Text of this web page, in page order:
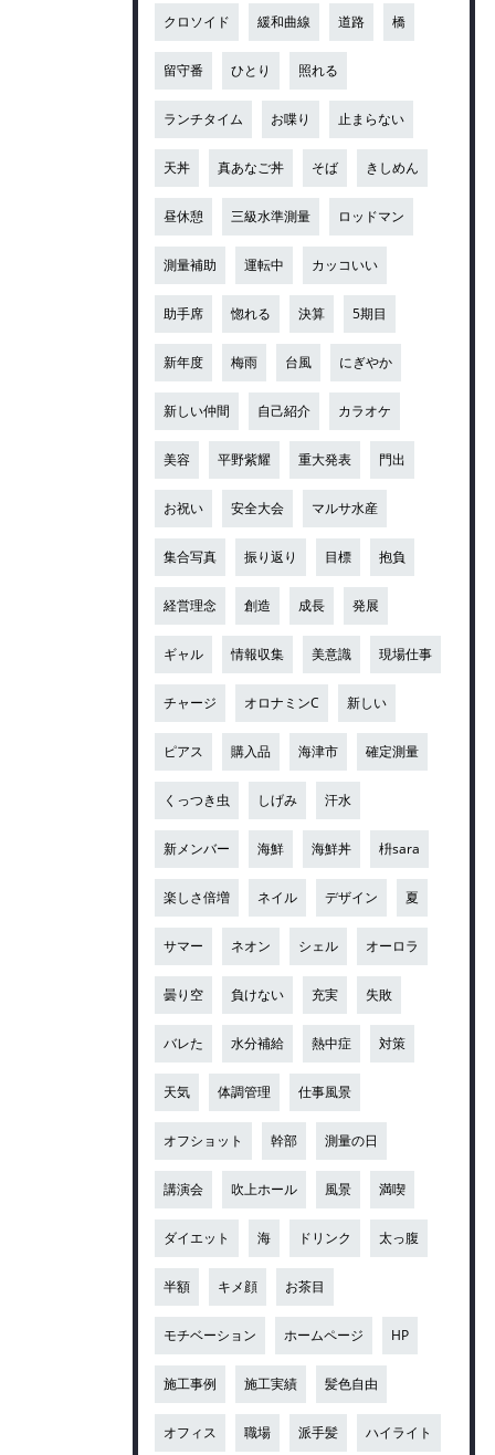
クロソイド 緩和曲線 道路 橋
留守番 ひとり 照れる
ランチタイム お喋り 止まらない
天丼 真あなご丼 そば きしめん
昼休憩 三級水準測量 ロッドマン
測量補助 運転中 カッコいい
助手席 惚れる 決算 5期目
新年度 梅雨 台風 にぎやか
新しい仲間 自己紹介 カラオケ
美容 平野紫耀 重大発表 門出
お祝い 安全大会 マルサ水産
集合写真 振り返り 目標 抱負
経営理念 創造 成長 発展
ギャル 情報収集 美意識 現場仕事
チャージ オロナミンC 新しい
ピアス 購入品 海津市 確定測量
くっつき虫 しげみ 汗水
新メンバー 海鮮 海鮮丼 枡sara
楽しさ倍増 ネイル デザイン 夏
サマー ネオン シェル オーロラ
曇り空 負けない 充実 失敗
バレた 水分補給 熱中症 対策
天気 体調管理 仕事風景
オフショット 幹部 測量の日
講演会 吹上ホール 風景 満喫
ダイエット 海 ドリンク 太っ腹
半額 キメ顔 お茶目
モチベーション ホームページ HP
施工事例 施工実績 髪色自由
オフィス 職場 派手髪 ハイライト